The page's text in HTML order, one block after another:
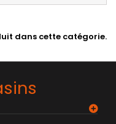
dans cette catégorie.